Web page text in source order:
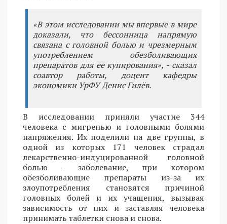
«В этом исследовании мы впервые в мире
доказали, что бессонница напрямую
связана с головной болью и чрезмерным
употреблением обезболивающих
препаратов для ее купирования», - сказал
соавтор работы, доцент кафедры
экономики УрФУ Денис Гилёв.
В исследовании приняли участие 344
человека с мигренью и головными болями
напряжения. Их поделили на две группы, в
одной из которых 171 человек страдал
лекарственно-индуцированной головной
болью - заболевание, при котором
обезболивающие препараты из-за их
злоупотребления становятся причиной
головных болей и их учащения, вызывая
зависимость от них и заставляя человека
принимать таблетки снова и снова.